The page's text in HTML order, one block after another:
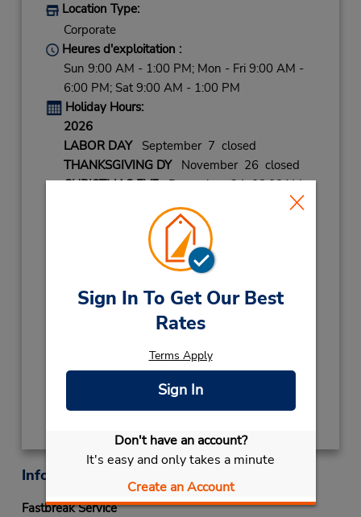
Sign In To Get Our Best
Rates
Terms Apply
Sign In
Don't have an account?
It's easy and only takes a minute
Create an Account
Location Type:
Corporate
Heures d'exploitation :
Sun 9:00 AM - 1:00 PM; Mon - Fri 9:00 AM -
6:00 PM; Sat 9:00 AM - 1:00 PM
Holiday Hours:
2026
LABOR DAYSeptember 7 closed
THANKSGIVING DYNovember 26 closed
CHRISTMAS EVEDecember 24 08:00AM
CHRISTMAS DAY December 25 closed
NEW YEARS EVE
December 31 08:00AM
2027
NEW YEARS DAYJanuary 1 closed
Obtenir un itinéraire
Informations sur la succursale
Fastbreak Service